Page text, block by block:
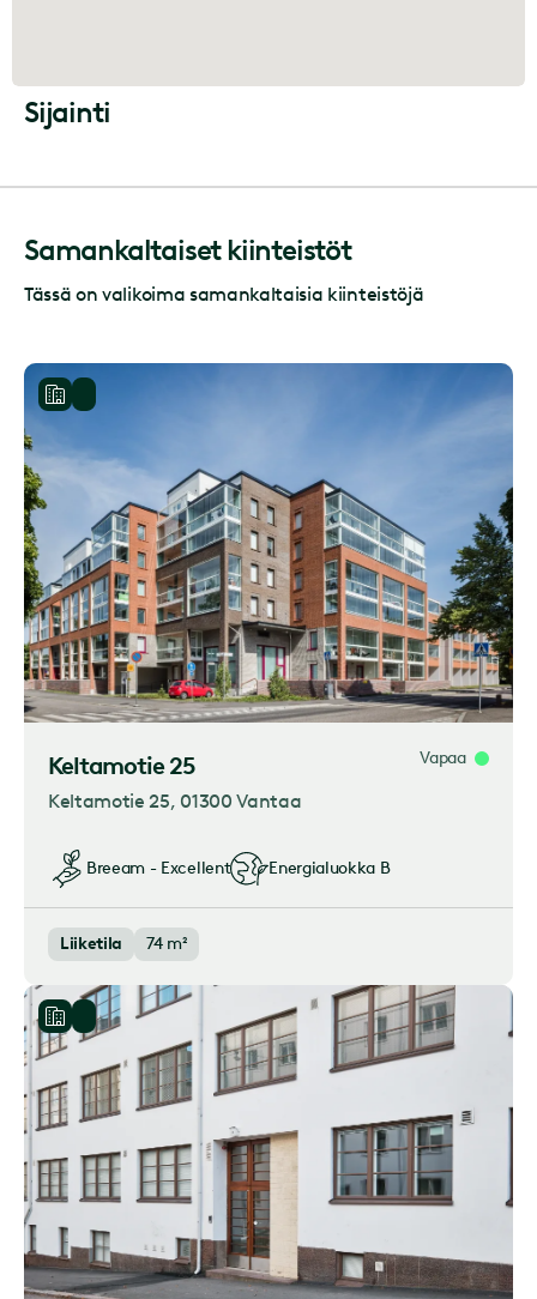
Sijainti
Samankaltaiset kiinteistöt
Tässä on valikoima samankaltaisia kiinteistöjä
Keltamotie 25 Vapaa
Keltamotie 25, 01300 Vantaa
Breeam - Excellent Energialuokka B
Liiketila 74 m²